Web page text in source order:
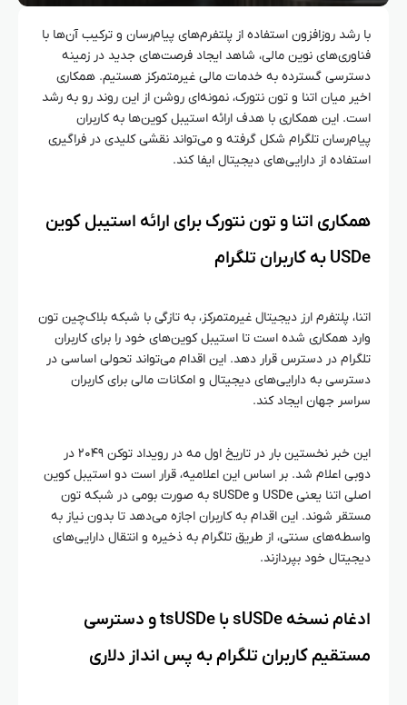
با رشد روزافزون استفاده از پلتفرم‌های پیام‌رسان و ترکیب آن‌ها با
فناوری‌های نوین مالی، شاهد ایجاد فرصت‌های جدید در زمینه
دسترسی گسترده به خدمات مالی غیرمتمرکز هستیم. همکاری
اخیر میان اتنا و تون نتورک، نمونه‌ای روشن از این روند رو به رشد
است. این همکاری با هدف ارائه استیبل کوین‌ها به کاربران
پیام‌رسان تلگرام شکل گرفته و می‌تواند نقشی کلیدی در فراگیری
استفاده از دارایی‌های دیجیتال ایفا کند.
همکاری اتنا و تون نتورک برای ارائه استیبل کوین
USDe به کاربران تلگرام
اتنا، پلتفرم ارز دیجیتال غیرمتمرکز، به تازگی با شبکه بلاک‌چین تون
وارد همکاری شده است تا استیبل کوین‌های خود را برای کاربران
تلگرام در دسترس قرار دهد. این اقدام می‌تواند تحولی اساسی در
دسترسی به دارایی‌های دیجیتال و امکانات مالی برای کاربران
سراسر جهان ایجاد کند.
این خبر نخستین بار در تاریخ اول مه در رویداد توکن ۲۰۴۹ در
دوبی اعلام شد. بر اساس این اعلامیه، قرار است دو استیبل کوین
اصلی اتنا یعنی USDe و sUSDe به صورت بومی در شبکه تون
مستقر شوند. این اقدام به کاربران اجازه می‌دهد تا بدون نیاز به
واسطه‌های سنتی، از طریق تلگرام به ذخیره و انتقال دارایی‌های
دیجیتال خود بپردازند.
ادغام نسخه sUSDe با tsUSDe و دسترسی
مستقیم کاربران تلگرام به پس‌ انداز دلاری